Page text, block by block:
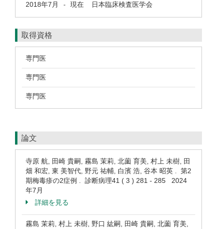
2018年7月 - 現在 日本臨床検査医学会
取得資格
専門医
専門医
専門医
論文
寺原 航, 田崎 貴嗣, 霧島 茉莉, 北薗 育美, 村上 未樹, 田
畑 和宏, 東 美智代, 野元 祐輔, 白濱 浩, 谷本 昭英 . 第2
期梅毒疹の2症例 . 診断病理41 ( 3 ) 281 - 285 2024
年7月
詳細を見る
霧島 茉莉, 村上 未樹, 野口 紘嗣, 田崎 貴嗣, 北薗 育美,